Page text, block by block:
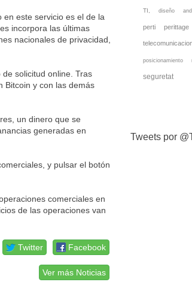
este servicio es el de la
incorpora las últimas
nacionales de privacidad,
solicitud online. Tras
Bitcoin y con las demás
un dinero que se
generadas en
y pulsar el botón
comerciales en
de las operaciones van
Facebook
Twitter
Ver más Noticias
TI, diseño
perti perittage
posicionamiento
seguretat
Tweets por